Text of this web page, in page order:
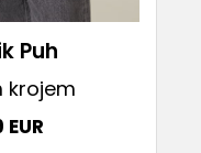
Puh
krojem